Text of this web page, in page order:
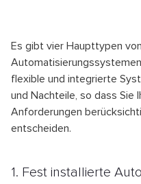
Es gibt vier Haupttypen
flexible und integrierte
und Nachteile, so dass Sie
Anforderungen
entscheiden.
1. Fest installierte